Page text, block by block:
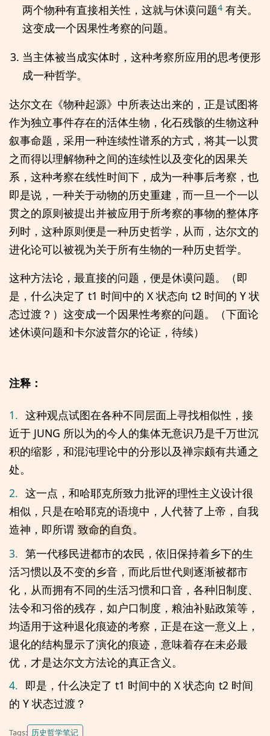
两个物种有直接相关性，这就与休谟问题4 有关。
这变成一个因果性考察的问题。
当主体被当成实体时，这种考察所应用的思考便形
成一种哲学。
达尔文在《物种起源》中所表达出来的，正是试图将
作为独立事件存在的活体生物，化石残骸的生物这种
叙事命题，采用一种连续性谱系的方式，将其一以贯
之而得以理解物种之间的连续性以及变化的因果关
系，这种考察在线性时间下，成为一种事后考察，也
即是说，一种关于动物的历史重建，而一旦一个一以
贯之的原则被提出并被应用于所考察的事物的整体序
列时，这种原则便是一种历史哲学，从而，达尔文的
进化论可以被视为关于所有生物的一种历史哲学。
这种方法论，最直接的问题，便是休谟问题。（即
是，什么决定了 t1 时间中的 X 状态向 t2 时间的 Y 状
态过渡？）这变成一个因果性考察的问题。（下面论
述休谟问题和卡尔波普尔的论证，待续）
注释：
1. 这种观点试图在各种不同层面上寻找相似性，接
近于 JUNG 所以为的今人的集体无意识乃是千万世沉
积的缩影，和混沌理论中的分形以及禅宗颇有共通之
处。
2. 这一点，和哈耶克所致力批评的理性主义设计很
相似，只是在哈耶克的语境中，人代替了上帝，自我
造神，即所谓 致命的自负 。
3. 第一代移民进都市的农民，依旧保持着乡下的生
活习惯以及不变的乡音，而此后世代则逐渐被都市
化，从而拥有不同的生活习惯和口音，各种旧制度、
法令和习俗的残存，如户口制度，粮油补贴政策等，
均适用于这种退化痕迹的考察，正是在这一意义上，
退化的结构显示了演化的痕迹，意味着存在未必最
优，才是达尔文方法论的真正含义。
4. 即是，什么决定了 t1 时间中的 X 状态向 t2 时间
的 Y 状态过渡？
Tags: 历史哲学笔记